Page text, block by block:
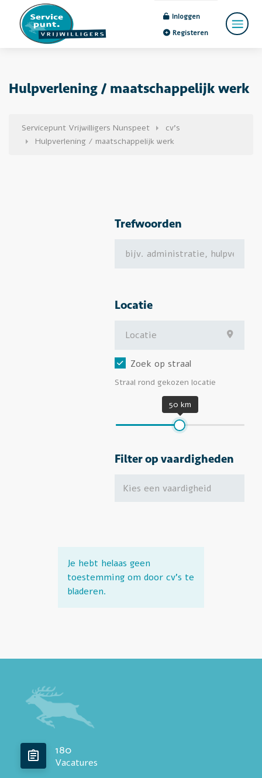
Inloggen
Registeren
Hulpverlening / maatschappelijk werk
Servicepunt Vrijwilligers Nunspeet
cv's
Hulpverlening / maatschappelijk werk
Trefwoorden
Locatie
Zoek op straal
Straal rond gekozen locatie
50 km
Filter op vaardigheden
Je hebt helaas geen
toestemming om door cv's te
bladeren.
180
Vacatures